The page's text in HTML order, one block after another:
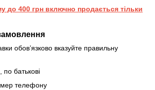
до 400 грн включно продається тільки
обов’язково вказуйте правильну
по батькові
телефону